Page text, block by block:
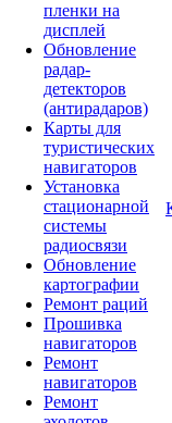
пленки на
дисплей
Обновление
радар-
детекторов
(антирадаров)
Карты для
туристических
навигаторов
Установка
стационарной
системы
радиосвязи
Обновление
картографии
Ремонт раций
Прошивка
навигаторов
Ремонт
навигаторов
Ремонт